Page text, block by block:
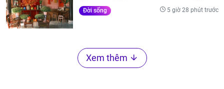
Đời sống 5 giờ 28 phút trước
Xem thêm